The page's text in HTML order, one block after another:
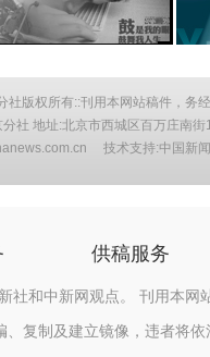
社版权所有::刊用本网站稿件，务
社 地址:北京市西城区百万庄南
技术支持:中国新
供稿服务
社和中新网观点。 刊用本网
复制及建立镜像，违者将依